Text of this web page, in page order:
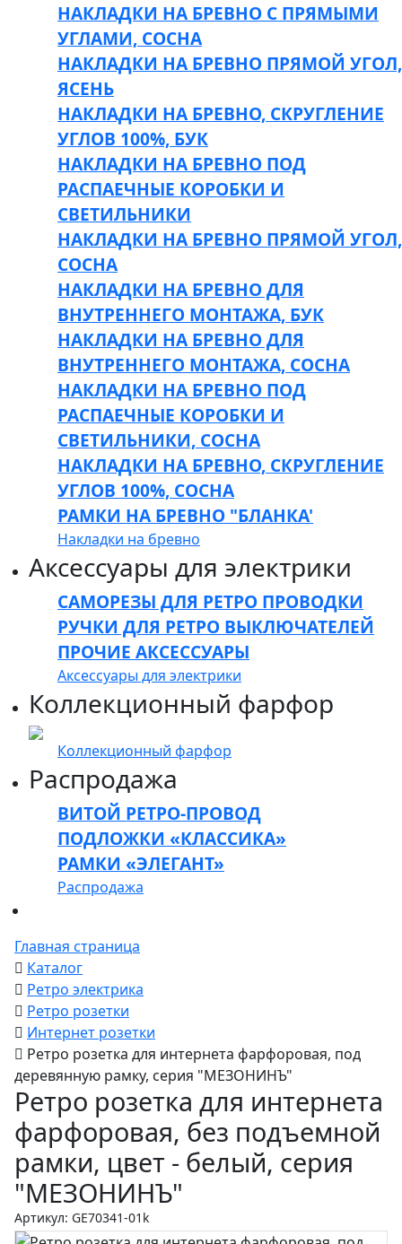
НАКЛАДКИ НА БРЕВНО С ПРЯМЫМИ
УГЛАМИ, СОСНА
НАКЛАДКИ НА БРЕВНО ПРЯМОЙ УГОЛ,
ЯСЕНЬ
НАКЛАДКИ НА БРЕВНО, СКРУГЛЕНИЕ
УГЛОВ 100%, БУК
НАКЛАДКИ НА БРЕВНО ПОД
РАСПАЕЧНЫЕ КОРОБКИ И
СВЕТИЛЬНИКИ
НАКЛАДКИ НА БРЕВНО ПРЯМОЙ УГОЛ,
СОСНА
НАКЛАДКИ НА БРЕВНО ДЛЯ
ВНУТРЕННЕГО МОНТАЖА, БУК
НАКЛАДКИ НА БРЕВНО ДЛЯ
ВНУТРЕННЕГО МОНТАЖА, СОСНА
НАКЛАДКИ НА БРЕВНО ПОД
РАСПАЕЧНЫЕ КОРОБКИ И
СВЕТИЛЬНИКИ, СОСНА
НАКЛАДКИ НА БРЕВНО, СКРУГЛЕНИЕ
УГЛОВ 100%, СОСНА
РАМКИ НА БРЕВНО "БЛАНКА'
Накладки на бревно
Аксессуары для электрики
САМОРЕЗЫ ДЛЯ РЕТРО ПРОВОДКИ
РУЧКИ ДЛЯ РЕТРО ВЫКЛЮЧАТЕЛЕЙ
ПРОЧИЕ АКСЕССУАРЫ
Аксессуары для электрики
Коллекционный фарфор
Коллекционный фарфор
Распродажа
ВИТОЙ РЕТРО-ПРОВОД
ПОДЛОЖКИ «КЛАССИКА»
РАМКИ «ЭЛЕГАНТ»
Распродажа
Главная страница
Каталог
Ретро электрика
Ретро розетки
Интернет розетки
Ретро розетка для интернета фарфоровая, под
деревянную рамку, серия "МЕЗОНИНЪ"
Ретро розетка для интернета
фарфоровая, без подъемной
рамки, цвет - белый, серия
"МЕЗОНИНЪ"
Артикул: GE70341-01k